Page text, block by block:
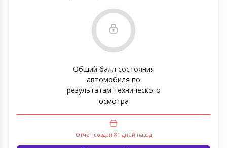
Общий балл состояния
автомобиля по
результатам технического
осмотра
Отчёт создан 81 дней назад